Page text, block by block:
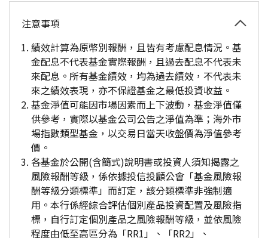
注意事項
績效計算為原幣別報酬，且皆有考慮配息情況。基
金配息不代表基金實際報酬，且過去配息不代表未
來配息。所有基金績效，均為過去績效，不代表未
來之績效表現，亦不保證基金之最低投資收益。
基金淨值可能因市場因素而上下波動，基金淨值僅
供參考，實際以基金公司公告之淨值為準；海外市
場指數類型基金，以交易日當天收盤價為淨值參考
價。
各基金於公開(含簡式)說明書或投資人須知揭露之
風險報酬等級，係依據投信投顧公會「基金風險報
酬等級分類標準」而訂定，該分類標準非強制適
用。本行係經綜合評估個別產品投資配置及風險指
標，自行訂定個別產品之風險報酬等級，並依風險
程度由低至高區分為「RR1」、「RR2」、